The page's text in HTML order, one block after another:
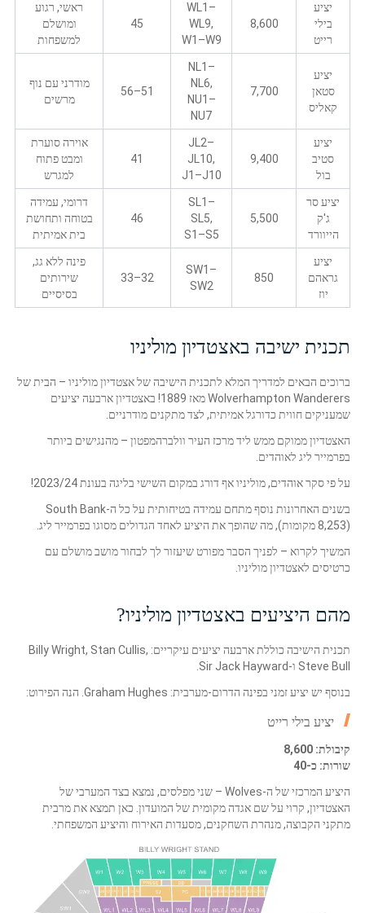
יציע
בילי
רייט
8,600
WL1–
WL9,
W1–W9
45
ראשי, רגוע
ומושלם
למשפחות
יציע
סטאן
קאליס
7,700
NL1–
NL6,
NU1–
NU7
51–56
מודרני עם נוף
מרשים
יציע
סטיב
בול
9,400
JL2–
JL10,
J1–J10
41
אוירה סוערת
ומבט פתוח
למגרש
יציע סר
ג'ק
הייוורד
5,500
SL1–
SL5,
S1–S5
46
דרומי, עמידה
בטוחה ותחושת
בית אמיתית
יציע
גראהם
יוז
850
SW1–
SW2
32–33
פינה ללא גג,
שירותים
בסיסיים
תכנית ישיבה באצטדיון מוליניו
ברוכים הבאים למדריך המלא לתכנית הישיבה של אצטדיון מוליניו – הבית של
Wolverhampton Wanderers מאז 1889! באצטדיון ארבעה יציעים
שמעניקים חווית כדורגל אמיתית, לצד מתקנים מודרניים.
האצטדיון ממוקם ממש ליד מרכז העיר וולברהמפטון – מהנגישים ביותר
בפרמייר ליג לאוהדים.
על פי סקר אוהדים, מוליניו אף דורג במקום השישי בליגה בעונת 2023/24!
בשנים האחרונות נוסף מתחם עמידה בטיחותית על כל ה-South Bank
(8,253 מקומות), מה שהופך את היציע לאחד הגדולים מסוגו בפרמייר ליג.
המשיך לקרוא – לפניך הסבר מפורט שיעזור לך לבחור מושב מושלם עם
כרטיסים לאצטדיון מוליניו.
מהם היציעים באצטדיון מוליניו?
תכנית הישיבה כוללת ארבעה יציעים עיקריים: Billy Wright, Stan Cullis,
Steve Bull ו-Sir Jack Hayward.
בנוסף יש יציע זמני בפינה הדרום-מערבית: Graham Hughes. הנה הפירוט:
יציע בילי רייט
קיבולת: 8,600
שורות: כ-40
היציע המרכזי של ה-Wolves – שני מפלסים, נמצא בצד המערבי של
האצטדיון, קרוי על שם אגדה מקומית של המועדון. כאן תמצא את מרבית
מתקני הקבוצה, מנהרת השחקנים, מסעדות האירוח והיציע המשפחתי.